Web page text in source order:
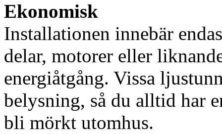
Ekonomisk
Installationen innebär
delar, motorer eller
energiåtgång. Vissa
belysning, så du alltid har
bli mörkt utomhus.